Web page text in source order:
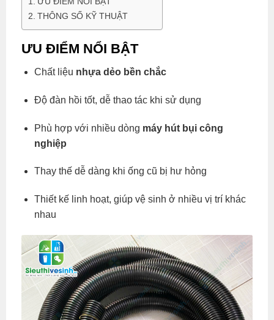
THÔNG SỐ KỸ THUẬT
ƯU ĐIỂM NỔI BẬT
Chất liệu nhựa dẻo bền chắc
Độ đàn hồi tốt, dễ thao tác khi sử dụng
Phù hợp với nhiều dòng máy hút bụi công
nghiệp
Thay thế dễ dàng khi ống cũ bị hư hỏng
Thiết kế linh hoạt, giúp vệ sinh ở nhiều vị trí khác
nhau